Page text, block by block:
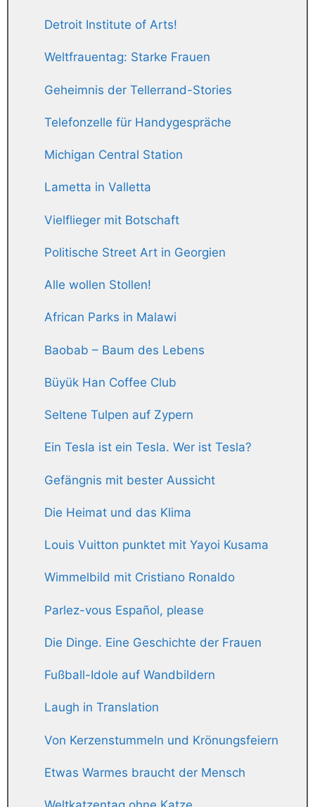
Detroit Institute of Arts!
Weltfrauentag: Starke Frauen
Geheimnis der Tellerrand-Stories
Telefonzelle für Handygespräche
Michigan Central Station
Lametta in Valletta
Vielflieger mit Botschaft
Politische Street Art in Georgien
Alle wollen Stollen!
African Parks in Malawi
Baobab – Baum des Lebens
Büyük Han Coffee Club
Seltene Tulpen auf Zypern
Ein Tesla ist ein Tesla. Wer ist Tesla?
Gefängnis mit bester Aussicht
Die Heimat und das Klima
Louis Vuitton punktet mit Yayoi Kusama
Wimmelbild mit Cristiano Ronaldo
Parlez-vous Español, please
Die Dinge. Eine Geschichte der Frauen
Fußball-Idole auf Wandbildern
Laugh in Translation
Von Kerzenstummeln und Krönungsfeiern
Etwas Warmes braucht der Mensch